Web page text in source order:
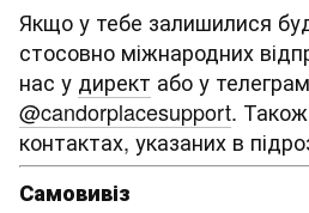
Якщо у тебе залишилися
стосовно міжнародних
нас у директ або у телеграм
@candorplacesupport.
контактах, указаних в
Самовивіз